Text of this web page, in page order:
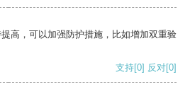
高，可以加强防护措施，比如增加双重验
支持[0] 反对[0]